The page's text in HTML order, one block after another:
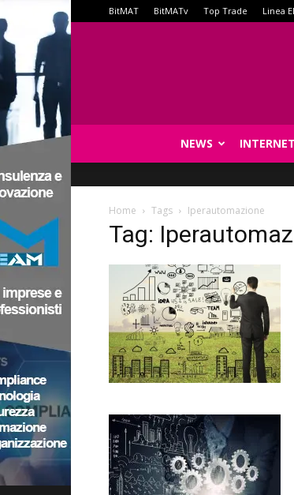
BitMAT BitMATv Top Trade Linea
NEWS INTERNET
Home Tags Iperautomazione
Tag: